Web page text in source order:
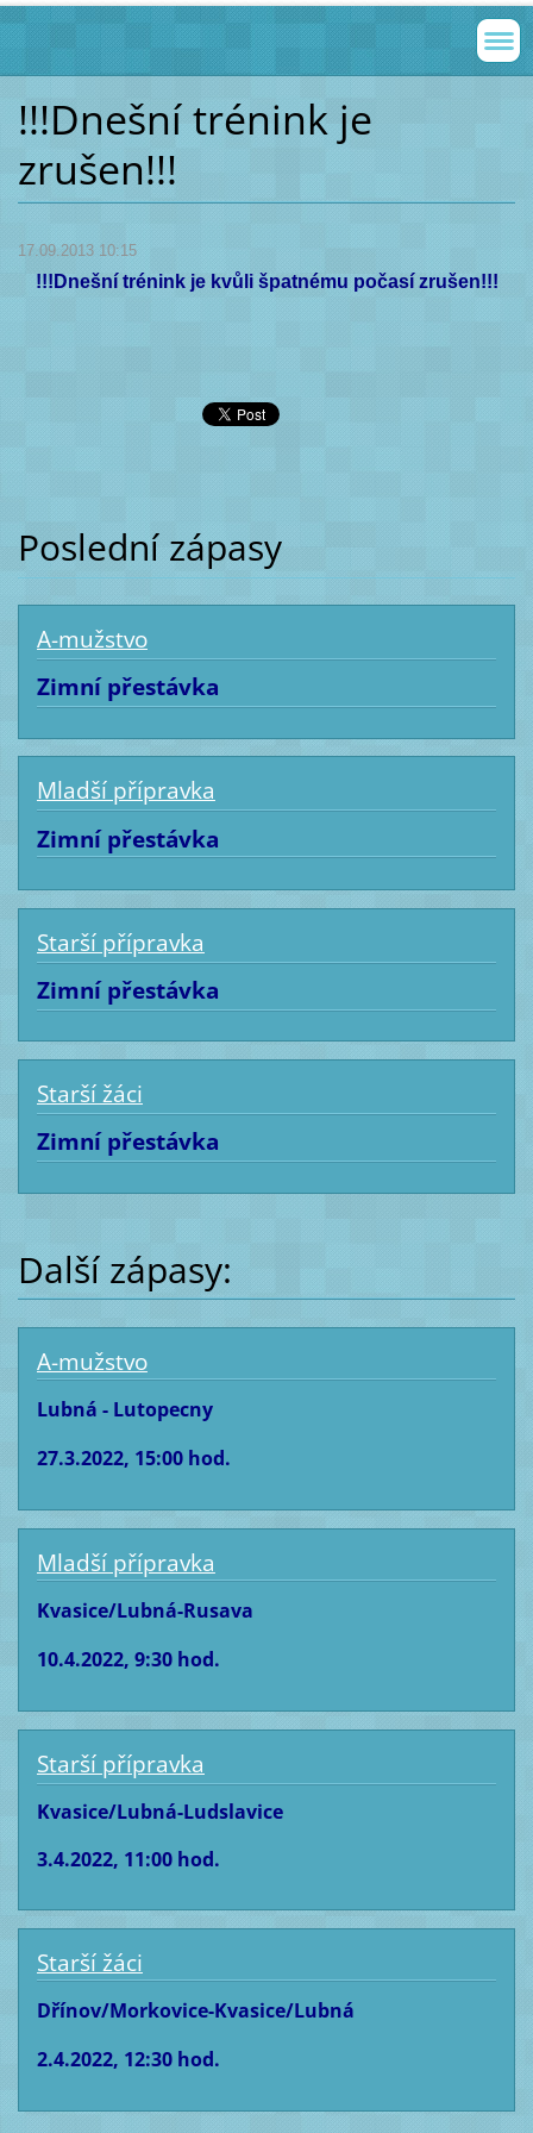
!!!Dnešní trénink je
zrušen!!!
17.09.2013 10:15
!!!Dnešní trénink je kvůli špatnému počasí zrušen!!!
Poslední zápasy
A-mužstvo
Zimní přestávka
Mladší přípravka
Zimní přestávka
Starší přípravka
Zimní přestávka
Starší žáci
Zimní přestávka
Další zápasy:
A-mužstvo
Lubná - Lutopecny
27.3.2022, 15:00 hod.
Mladší přípravka
Kvasice/Lubná-Rusava
10.4.2022, 9:30 hod.
Starší přípravka
Kvasice/Lubná-Ludslavice
3.4.2022, 11:00 hod.
Starší žáci
Dřínov/Morkovice-Kvasice/Lubná
2.4.2022, 12:30 hod.